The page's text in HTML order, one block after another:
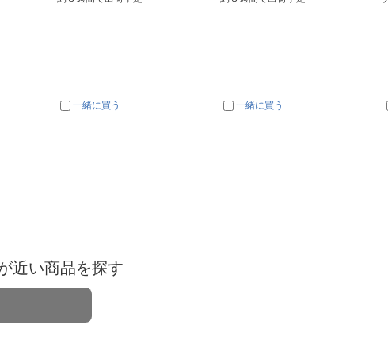
一緒に買う 一緒に買う
近い商品を探す